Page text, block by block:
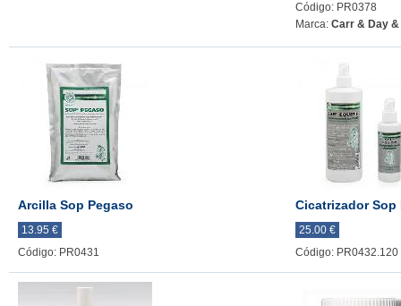
Código: PR0378
Marca: Carr & Day
Arcilla Sop Pegaso
13.95 €
Código: PR0431
Cicatrizador Sop
25.00 €
Código: PR0432.120